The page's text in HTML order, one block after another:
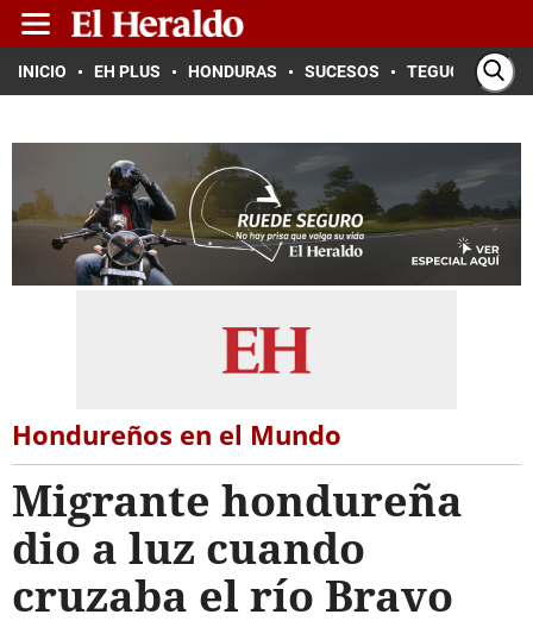
INICIO EH PLUS HONDURAS SUCESOS TEGUCIGALPA
Hondureños en el Mundo
Migrante hondureña
dio a luz cuando
cruzaba el río Bravo